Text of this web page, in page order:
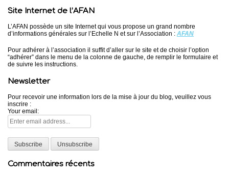
Site Internet de l’AFAN
L’AFAN possède un site Internet qui vous propose un grand nombre
d’informations générales sur l’Echelle N et sur l’Association : AFAN
Pour adhérer à l’association il suffit d’aller sur le site et de choisir l’option
“adhérer” dans le menu de la colonne de gauche, de remplir le formulaire et
de suivre les instructions.
Newsletter
Pour recevoir une information lors de la mise à jour du blog, veuillez vous
inscrire :
Your email:
Commentaires récents